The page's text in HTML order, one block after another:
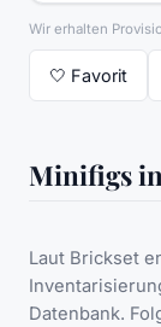
Wir erhalten
🤍 Favorit
Minifigs
Laut Brickset
Datenbank.